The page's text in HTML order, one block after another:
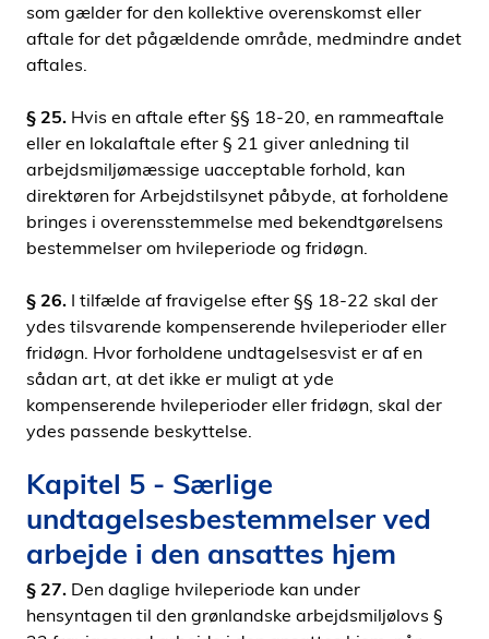
som gælder for den kollektive overenskomst eller
aftale for det pågældende område, medmindre andet
aftales.
§ 25. Hvis en aftale efter §§ 18-20, en rammeaftale
eller en lokalaftale efter § 21 giver anledning til
arbejdsmiljømæssige uacceptable forhold, kan
direktøren for Arbejdstilsynet påbyde, at forholdene
bringes i overensstemmelse med bekendtgørelsens
bestemmelser om hvileperiode og fridøgn.
§ 26. I tilfælde af fravigelse efter §§ 18-22 skal der
ydes tilsvarende kompenserende hvileperioder eller
fridøgn. Hvor forholdene undtagelsesvist er af en
sådan art, at det ikke er muligt at yde
kompenserende hvileperioder eller fridøgn, skal der
ydes passende beskyttelse.
Kapitel 5 - Særlige
undtagelsesbestemmelser ved
arbejde i den ansattes hjem
§ 27. Den daglige hvileperiode kan under
hensyntagen til den grønlandske arbejdsmiljølovs §